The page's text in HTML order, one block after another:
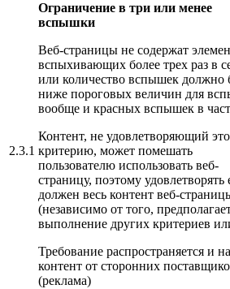
2.3.1
Ограничение в три или менее
вспышки
Веб-страницы не содержат
вспыхивающих более трех раз в
или количество вспышек должно
ниже пороговых величин для
вообще и красных вспышек в
Контент, не удовлетворяющий
критерию, может помешать
пользователю использовать веб-
страницу, поэтому удовлетворять
должен весь контент веб-
(независимо от того,
выполнение других критериев
Требование распространяется и на
контент от сторонних
(реклама)